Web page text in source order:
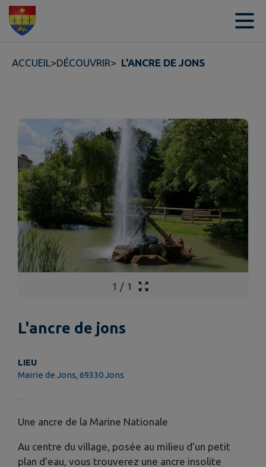
Contenu
ACCUEIL>DÉCOUVRIR> L'ANCRE DE JONS
1 / 1
L'ancre de jons
LIEU
Mairie de Jons, 69330 Jons
Une ancre de la Marine Nationale
Au centre du village, posée au milieu d’un petit
plan d’eau, vous trouverez une ancre insolite